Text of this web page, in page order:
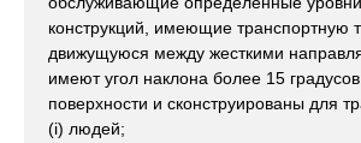
конструкций, имеющие транспортную
движущуюся между жесткими
имеют угол наклона более 15
поверхности и сконструированы для
(i) людей;